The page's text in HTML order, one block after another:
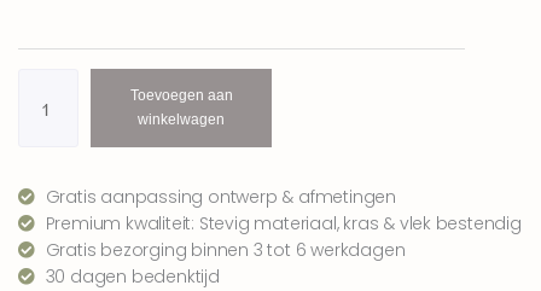
aantal
Toevoegen aan
winkelwagen
Gratis aanpassing ontwerp & afmetingen
Premium kwaliteit: Stevig materiaal, kras & vlek bestendig
Gratis bezorging binnen 3 tot 6 werkdagen
30 dagen bedenktijd